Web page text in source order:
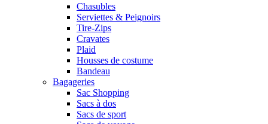
Chasubles
Serviettes & Peignoirs
Tire-Zips
Cravates
Plaid
Housses de costume
Bandeau
Bagageries
Sac Shopping
Sacs à dos
Sacs de sport